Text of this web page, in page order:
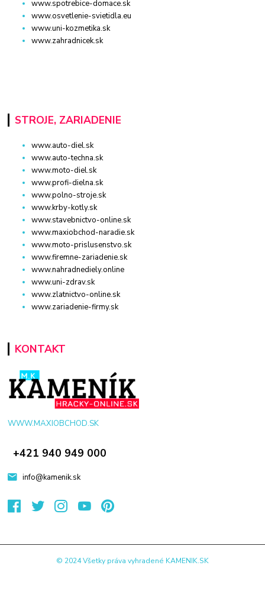
www.spotrebice-domace.sk
www.osvetlenie-svietidla.eu
www.uni-kozmetika.sk
www.zahradnicek.sk
STROJE, ZARIADENIE
www.auto-diel.sk
www.auto-techna.sk
www.moto-diel.sk
www.profi-dielna.sk
www.polno-stroje.sk
www.krby-kotly.sk
www.stavebnictvo-online.sk
www.maxiobchod-naradie.sk
www.moto-prislusenstvo.sk
www.firemne-zariadenie.sk
www.nahradnediely.online
www.uni-zdrav.sk
www.zlatnictvo-online.sk
www.zariadenie-firmy.sk
KONTAKT
WWW.MAXIOBCHOD.SK
+421 940 949 000
info@kamenik.sk
© 2024 Všetky práva vyhradené KAMENIK.SK